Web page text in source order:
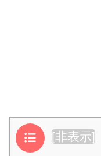
目次 [非表示]